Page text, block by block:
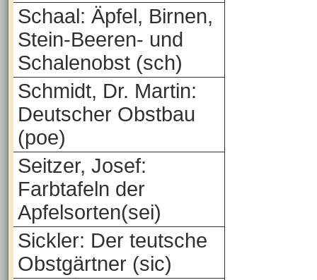
Schaal: Äpfel, Birnen,
Stein-Beeren- und
Schalenobst (sch)
Schmidt, Dr. Martin:
Deutscher Obstbau
(poe)
Seitzer, Josef:
Farbtafeln der
Apfelsorten(sei)
Sickler: Der teutsche
Obstgärtner (sic)